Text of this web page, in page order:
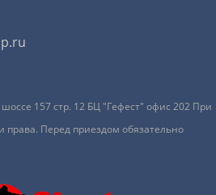
157 стр. 12 БЦ "Гефест" офис 202 При
права. Перед приездом обязательно